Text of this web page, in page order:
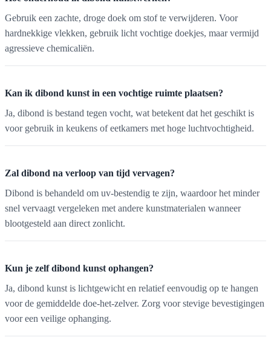
Gebruik een zachte, droge doek om stof te verwijderen. Voor
hardnekkige vlekken, gebruik licht vochtige doekjes, maar vermijd
agressieve chemicaliën.
Kan ik dibond kunst in een vochtige ruimte plaatsen?
Ja, dibond is bestand tegen vocht, wat betekent dat het geschikt is
voor gebruik in keukens of eetkamers met hoge luchtvochtigheid.
Zal dibond na verloop van tijd vervagen?
Dibond is behandeld om uv-bestendig te zijn, waardoor het minder
snel vervaagt vergeleken met andere kunstmaterialen wanneer
blootgesteld aan direct zonlicht.
Kun je zelf dibond kunst ophangen?
Ja, dibond kunst is lichtgewicht en relatief eenvoudig op te hangen
voor de gemiddelde doe-het-zelver. Zorg voor stevige bevestigingen
voor een veilige ophanging.